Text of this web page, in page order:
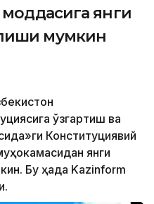
янги
мумкин
ўзгартиш ва
Конституциявий
янги
Бу ҳақда Kazinform